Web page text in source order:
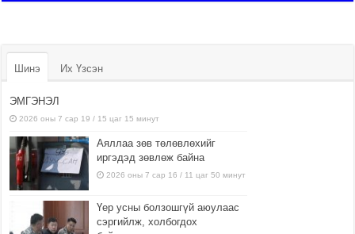
Шинэ Их Үзсэн
ЭМГЭНЭЛ
2026 оны 7 сар 19 / 15 цаг 15 минут
Аяллаа зөв төлөвлөхийг
иргэдэд зөвлөж байна
2026 оны 7 сар 16 / 11 цаг 50 минут
Үер усны болзошгүй аюулаас
сэргийлж, холбогдох